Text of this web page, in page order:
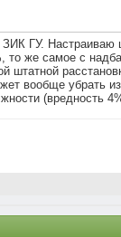
ГУ. Настраиваю
то же самое с
штатной
вообще убрать
(вредность